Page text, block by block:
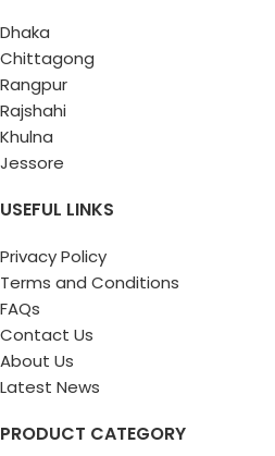
Dhaka
Chittagong
Rangpur
Rajshahi
Khulna
Jessore
USEFUL LINKS
Privacy Policy
Terms and Conditions
FAQs
Contact Us
About Us
Latest News
PRODUCT CATEGORY